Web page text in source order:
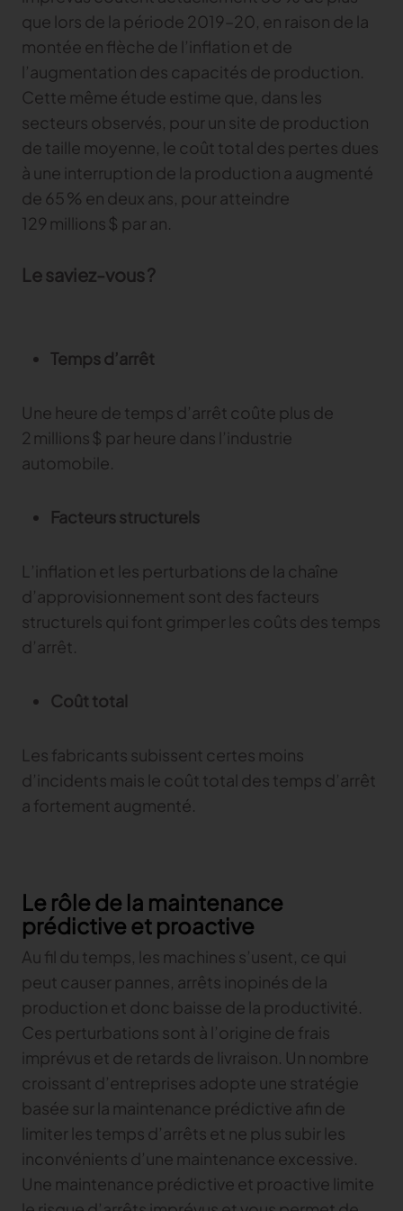
Gerber Atria
Relevez n’importe quel défi de découpe de tissu
Gerber Spreader for Fashion
Achieve exceptional quality and performance
with a tension-free spreading solution.
MARKET
Neteven
Retviews
Supervisez l’ensemble de l’activité de votre
TextileGenesis
mode
Content Hub
Content Hub
Content Hub
que lors de la période 2019–20, en raison de la
montée en flèche de l’inflation et de
l’augmentation des capacités de production.
Cette même étude estime que, dans les
secteurs observés, pour un site de production
de taille moyenne, le coût total des pertes dues
à une interruption de la production a augmenté
de 65 % en deux ans, pour atteindre
129 millions $ par an.
Le saviez-vous ?
Temps d’arrêt
Une heure de temps d’arrêt coûte plus de
2 millions $ par heure dans l’industrie
automobile.
Facteurs structurels
L’inflation et les perturbations de la chaîne
d’approvisionnement sont des facteurs
structurels qui font grimper les coûts des temps
d’arrêt.
Coût total
Les fabricants subissent certes moins
d’incidents mais le coût total des temps d’arrêt
a fortement augmenté.
Le rôle de la maintenance
prédictive et proactive
Au fil du temps, les machines s’usent, ce qui
peut causer pannes, arrêts inopinés de la
production et donc baisse de la productivité.
Ces perturbations sont à l’origine de frais
imprévus et de retards de livraison. Un nombre
croissant d’entreprises adopte une stratégie
basée sur la maintenance prédictive afin de
limiter les temps d’arrêts et ne plus subir les
inconvénients d’une maintenance excessive.
Une maintenance prédictive et proactive limite